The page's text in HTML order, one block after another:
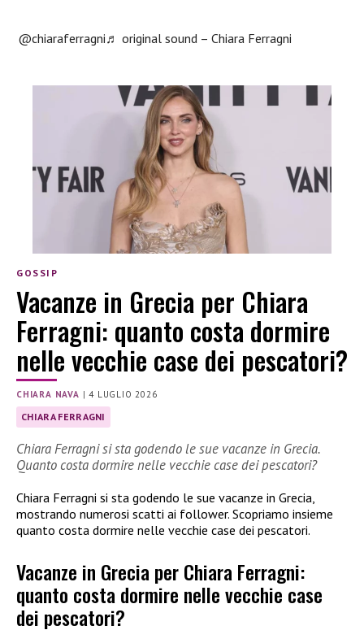
@chiaraferragni♬ original sound – Chiara Ferragni
GOSSIP
Vacanze in Grecia per Chiara
Ferragni: quanto costa dormire
nelle vecchie case dei pescatori?
CHIARA NAVA |4 LUGLIO 2026
CHIARA FERRAGNI
Chiara Ferragni si sta godendo le sue vacanze in Grecia.
Quanto costa dormire nelle vecchie case dei pescatori?
Chiara Ferragni si sta godendo le sue vacanze in Grecia,
mostrando numerosi scatti ai follower. Scopriamo insieme
quanto costa dormire nelle vecchie case dei pescatori.
Vacanze in Grecia per Chiara Ferragni:
quanto costa dormire nelle vecchie case
dei pescatori?